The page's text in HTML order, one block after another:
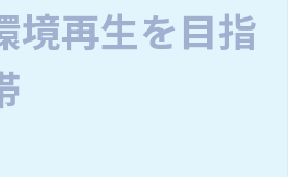
境再生を目指